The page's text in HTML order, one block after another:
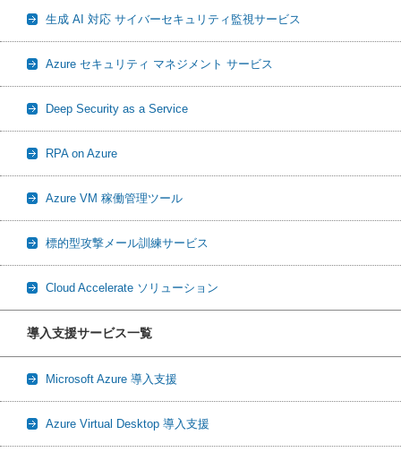
生成 AI 対応 サイバーセキュリティ監視サービス
Azure セキュリティ マネジメント サービス
Deep Security as a Service
RPA on Azure
Azure VM 稼働管理ツール
標的型攻撃メール訓練サービス
Cloud Accelerate ソリューション
導入支援サービス一覧
Microsoft Azure 導入支援
Azure Virtual Desktop 導入支援